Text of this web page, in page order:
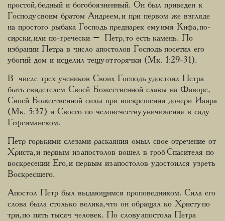
простой, бедный и богобоязненный. Он был приведен к
Господу своим братом Андреем, и при первом же взгляде
на простого рыбака Господь преднарек ему имя Кифа, по-
сирски, или по-гречески – Петр, то есть камень. По
избрании Петра в число апостолов Господь посетил его
убогий дом и исцелил тещу от горячки (Мк. 1:29-31).
В числе трех учеников Своих Господь удостоил Петра
быть свидетелем Своей Божественной славы на Фаворе,
Своей Божественной силы при воскрешении дочери Иаира
(Мк. 5:37) и Своего по человечеству уничижения в саду
Гефсиманском.
Петр горькими слезами раскаяния омыл свое отречение от
Христа, и первым из апостолов вошел в гроб Спасителя по
воскресении Его, и первым из апостолов удостоился узреть
Воскресшего.
Апостол Петр был выдающимся проповедником. Сила его
слова была столько велика, что он обращал ко Христу по
три, по пять тысяч человек. По слову апостола Петра